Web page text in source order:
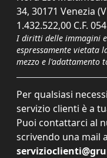
34, 30171 Venezia
1.432.522,00 C.F.
I diritti delle immagini
espressamente vietata
mezzo e l'adattamento
Per qualsiasi
servizio clienti è a
Puoi contattarci al
scrivendo una mail a